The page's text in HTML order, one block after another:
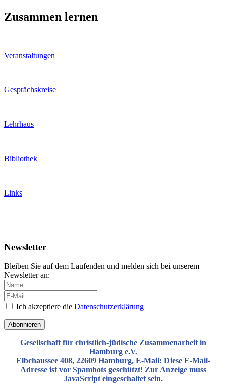
Zusammen lernen
Veranstaltungen
Gesprächskreise
Lehrhaus
Bibliothek
Links
Newsletter
Bleiben Sie auf dem Laufenden und melden sich bei unserem
Newsletter an:
Ich akzeptiere die Datenschutzerklärung
Gesellschaft für christlich-jüdische Zusammenarbeit in
Hamburg e.V.
Elbchaussee 408, 22609 Hamburg, E-Mail: Diese E-Mail-
Adresse ist vor Spambots geschützt! Zur Anzeige muss
JavaScript eingeschaltet sein.